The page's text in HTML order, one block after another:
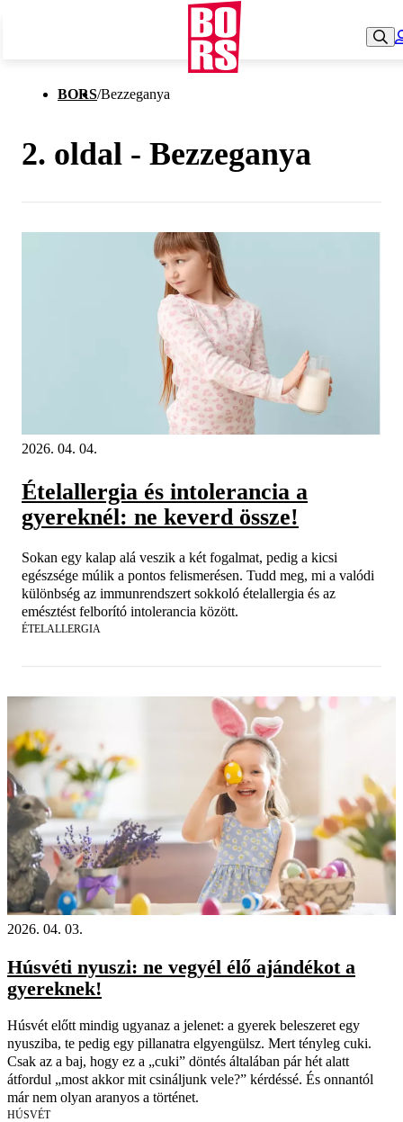
BORS/Bezzeganya
2. oldal - Bezzeganya
2026. 04. 04.
Ételallergia és intolerancia a
gyereknél: ne keverd össze!
Sokan egy kalap alá veszik a két fogalmat, pedig a kicsi
egészsége múlik a pontos felismerésen. Tudd meg, mi a valódi
különbség az immunrendszert sokkoló ételallergia és az
emésztést felborító intolerancia között.
ÉTELALLERGIA
2026. 04. 03.
Húsvéti nyuszi: ne vegyél élő ajándékot a
gyereknek!
Húsvét előtt mindig ugyanaz a jelenet: a gyerek beleszeret egy
nyusziba, te pedig egy pillanatra elgyengülsz. Mert tényleg cuki.
Csak az a baj, hogy ez a „cuki” döntés általában pár hét alatt
átfordul „most akkor mit csináljunk vele?” kérdéssé. És onnantól
már nem olyan aranyos a történet.
HÚSVÉT